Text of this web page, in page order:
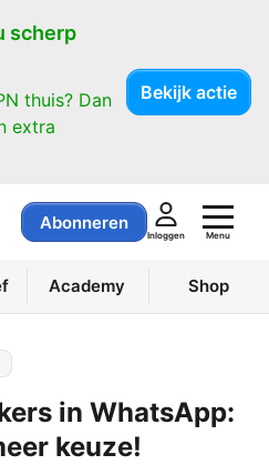
scherp
thuis? Dan
extra
Bekijk actie
Abonneren
Inloggen Menu
Academy Shop
in WhatsApp:
keuze!